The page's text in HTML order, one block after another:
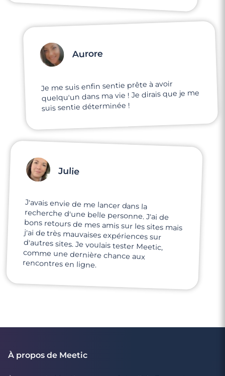
Aurore
Je me suis enfin sentie prête à avoir
quelqu'un dans ma vie ! Je dirais que je me
suis sentie déterminée !
Julie
J'avais envie de me lancer dans la
recherche d'une belle personne. J'ai de
bons retours de mes amis sur les sites mais
j'ai de très mauvaises expériences sur
d'autres sites. Je voulais tester Meetic,
comme une dernière chance aux
rencontres en ligne.
À propos de Meetic